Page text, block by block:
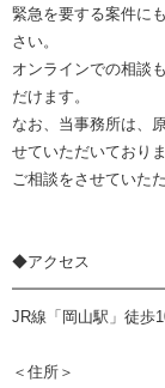
緊急を要する案件に
さい。
オンラインでの相談
だけます。
なお、当事務所は、
せていただいており
ご相談をさせていた
◆アクセス
JR線「岡山駅」徒歩
＜住所＞